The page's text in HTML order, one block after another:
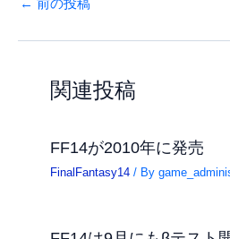
← 前の投稿
関連投稿
FF14が2010年に発売
FinalFantasy14 / By